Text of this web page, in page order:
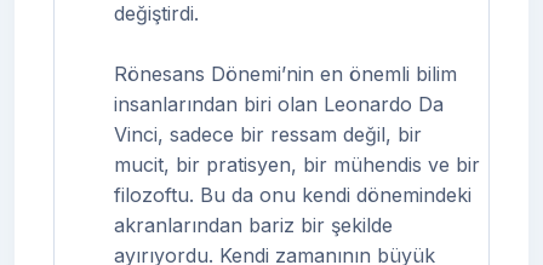
değiştirdi.
Rönesans Dönemi’nin en önemli bilim
insanlarından biri olan Leonardo Da
Vinci, sadece bir ressam değil, bir
mucit, bir pratisyen, bir mühendis ve bir
filozoftu. Bu da onu kendi dönemindeki
akranlarından bariz bir şekilde
ayırıyordu. Kendi zamanının büyük